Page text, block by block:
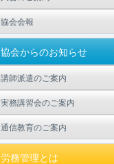
協会会報
協会からのお知らせ
講師派遣のご案内
実務講習会のご案内
通信教育のご案内
労務管理とは